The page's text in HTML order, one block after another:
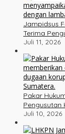
Jampidsus
Terima
Juli 11, 2026
Pakar
Pengusutan
Juli 10, 2026